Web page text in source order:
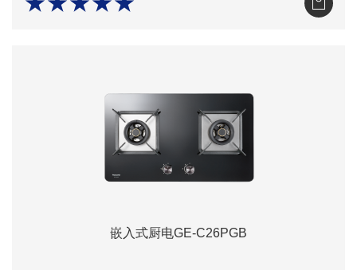
嵌入式厨电GE-C26PGB